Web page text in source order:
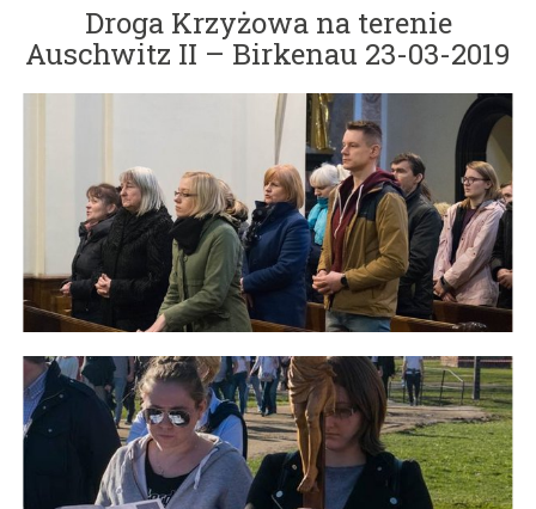
Droga Krzyżowa na terenie
Auschwitz II – Birkenau 23-03-2019